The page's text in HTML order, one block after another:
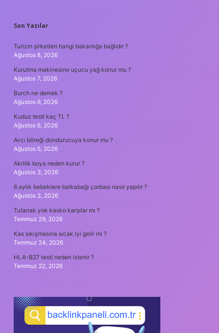
SIDEBAR
Son Yazılar
Turizm şirketleri hangi bakanlığa bağlıdır ?
Ağustos 8, 2026
Kurutma makinesine uçucu yağ konur mu ?
Ağustos 7, 2026
Burch ne demek ?
Ağustos 6, 2026
Kuduz testi kaç TL ?
Ağustos 6, 2026
Avcı böreği dondurucuya konur mu ?
Ağustos 5, 2026
Akrilik boya neden kurur ?
Ağustos 3, 2026
6 aylık bebeklere balkabağı çorbası nasıl yapılır ?
Ağustos 3, 2026
Tutanak yok kasko karşılar mı ?
Temmuz 29, 2026
Kas sıkışmasına sıcak iyi gelir mi ?
Temmuz 24, 2026
HLA-B27 testi neden istenir ?
Temmuz 22, 2026